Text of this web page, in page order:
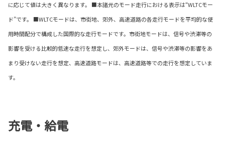
に応じて値は大きく異なります。 ■本諸元のモード走行における表示は“WLTCモー
ド”です。 ■WLTCモードは、市街地、郊外、高速道路の各走行モードを平均的な使
用時間配分で構成した国際的な走行モードです。市街地モードは、信号や渋滞等の
影響を受ける比較的低速な走行を想定し、郊外モードは、信号や渋滞等の影響をあ
まり受けない走行を想定、高速道路モードは、高速道路等での走行を想定していま
す。
充電・給電